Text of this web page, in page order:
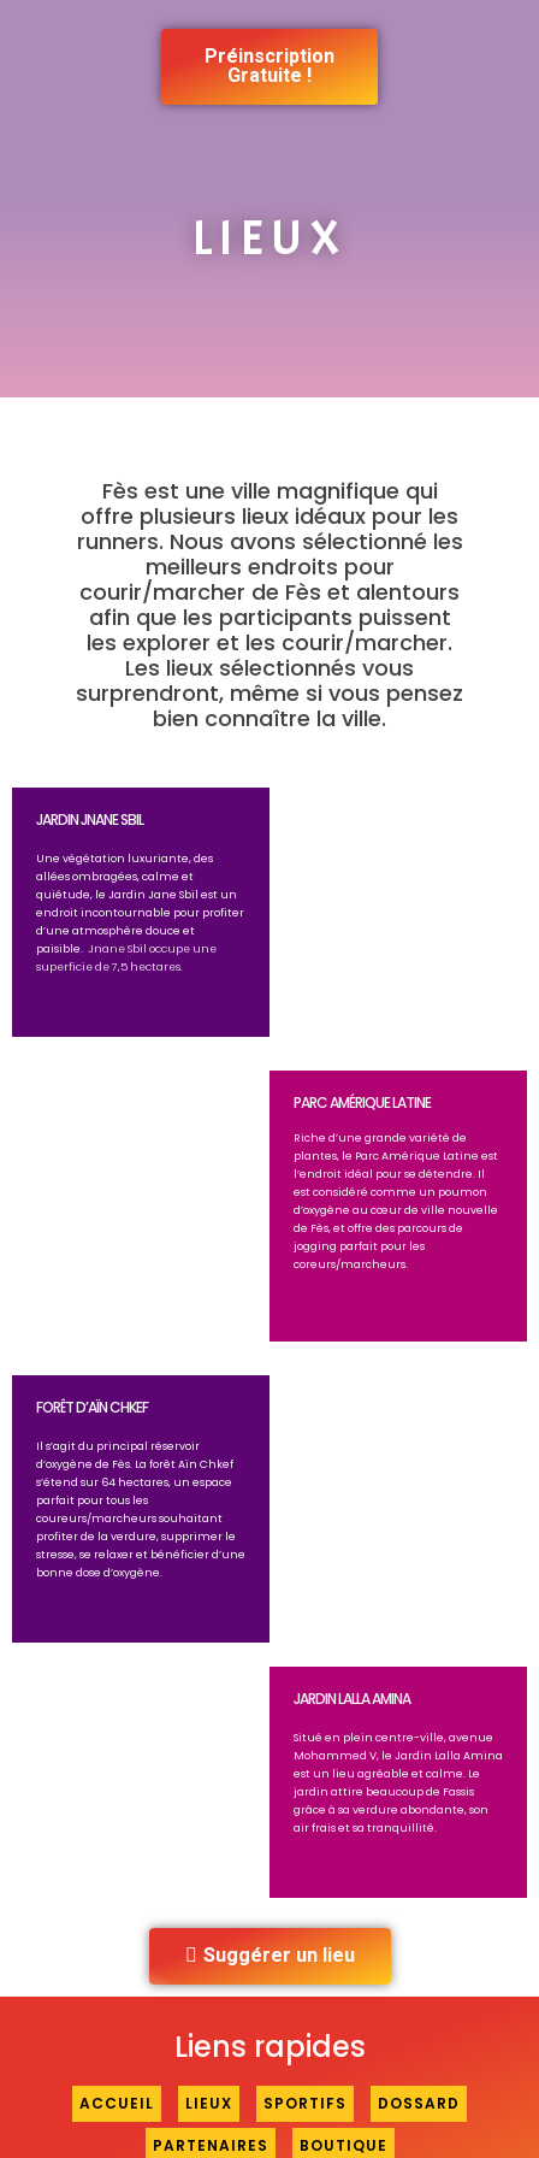
Préinscription
Gratuite !
LIEUX
Fès est une ville magnifique qui
offre plusieurs lieux idéaux pour les
runners. Nous avons sélectionné les
meilleurs endroits pour
courir/marcher de Fès et alentours
afin que les participants puissent
les explorer et les courir/marcher.
Les lieux sélectionnés vous
surprendront, même si vous pensez
bien connaître la ville.
JARDIN JNANE SBIL
Une végétation luxuriante, des
allées ombragées, calme et
quiétude, le Jardin Jane Sbil est un
endroit incontournable pour profiter
d’une atmosphère douce et
paisible. Jnane Sbil occupe une
superficie de 7,5 hectares.
PARC AMÉRIQUE LATINE
Riche d’une grande variété de
plantes, le Parc Amérique Latine est
l’endroit idéal pour se détendre. Il
est considéré comme un poumon
d’oxygène au cœur de ville nouvelle
de Fès, et offre des parcours de
jogging parfait pour les
coreurs/marcheurs.
FORÊT D’AÏN CHKEF
Il s’agit du principal réservoir
d’oxygène de Fès. La forêt Aïn Chkef
s’étend sur 64 hectares, un espace
parfait pour tous les
coureurs/marcheurs souhaitant
profiter de la verdure, supprimer le
stresse, se relaxer et bénéficier d’une
bonne dose d’oxygène.
JARDIN LALLA AMINA
Situé en plein centre-ville, avenue
Mohammed V, le Jardin Lalla Amina
est un lieu agréable et calme. Le
jardin attire beaucoup de Fassis
grâce à sa verdure abondante, son
air frais et sa tranquillité.
Suggérer un lieu
Liens rapides
ACCUEIL LIEUX SPORTIFS DOSSARD
PARTENAIRES BOUTIQUE